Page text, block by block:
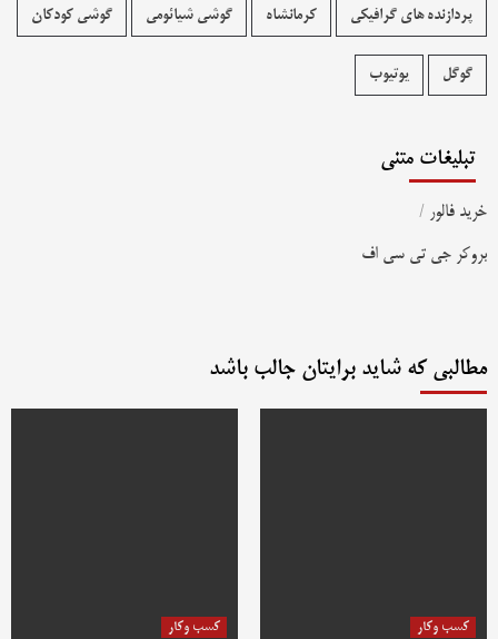
پردازنده های گرافیکی کرمانشاه گوشی شیائومی گوشی کودکان
گوگل یوتیوب
تبلیغات متنی
خرید فالور /
بروکر جی تی سی اف
مطالبی که شاید برایتان جالب باشد
کسب وکار کسب وکار